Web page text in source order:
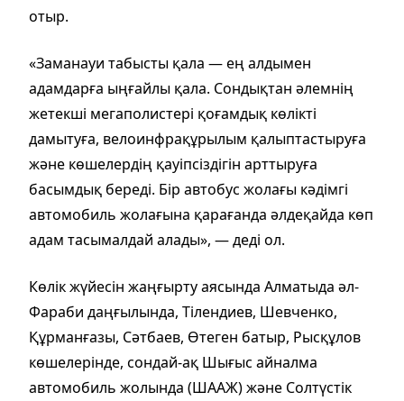
отыр.
«Заманауи табысты қала — ең алдымен
адамдарға ыңғайлы қала. Сондықтан әлемнің
жетекші мегаполистері қоғамдық көлікті
дамытуға, велоинфрақұрылым қалыптастыруға
және көшелердің қауіпсіздігін арттыруға
басымдық береді. Бір автобус жолағы кәдімгі
автомобиль жолағына қарағанда әлдеқайда көп
адам тасымалдай алады», — деді ол.
Көлік жүйесін жаңғырту аясында Алматыда әл-
Фараби даңғылында, Тілендиев, Шевченко,
Құрманғазы, Сәтбаев, Өтеген батыр, Рысқұлов
көшелерінде, сондай-ақ Шығыс айналма
автомобиль жолында (ШААЖ) және Солтүстік